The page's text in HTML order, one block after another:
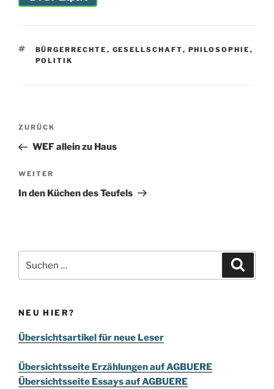
SCHLAGWÖRTER
BÜRGERRECHTE , GESELLSCHAFT, PHILOSOPHIE ,
POLITIK
Beitragsnavigation
Vorheriger
Beitrag
ZURÜCK
WEF allein zu Haus
Nächster
Beitrag
WEITER
In den Küchen des Teufels
nach:
NEU HIER?
Übersichtsartikel für neue Leser
Übersichtsseite Erzählungen auf AGBUERE
Übersichtsseite Essays auf AGBUERE